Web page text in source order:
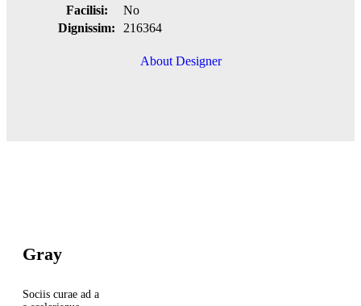
Facilisi:
No
Dignissim:
216364
About Designer
Gray
Sociis curae ad a